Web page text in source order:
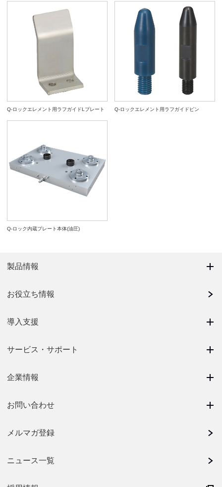
Q-ロックエレメント用ラフガイドLプレート Q-ロックエレメント用ラフガイドピン
Q-ロック内蔵プレート本体(油圧)
製品情報
お役立ち情報
導入支援
サービス・サポート
企業情報
お問い合わせ
メルマガ登録
ニュース一覧